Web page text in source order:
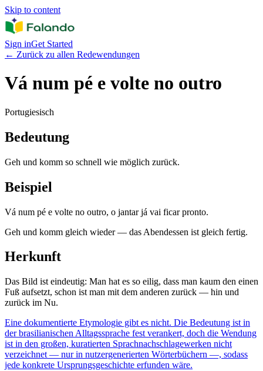
Skip to content
Sign inGet Started
← Zurück zu allen Redewendungen
Vá num pé e volte no outro
Portugiesisch
Bedeutung
Geh und komm so schnell wie möglich zurück.
Beispiel
Vá num pé e volte no outro, o jantar já vai ficar pronto.
Geh und komm gleich wieder — das Abendessen ist gleich fertig.
Herkunft
Das Bild ist eindeutig: Man hat es so eilig, dass man kaum den einen
Fuß aufsetzt, schon ist man mit dem anderen zurück — hin und
zurück im Nu.
Eine dokumentierte Etymologie gibt es nicht. Die Bedeutung ist in
der brasilianischen Alltagssprache fest verankert, doch die Wendung
ist in den großen, kuratierten Sprachnachschlagewerken nicht
verzeichnet — nur in nutzergenerierten Wörterbüchern —, sodass
jede konkrete Ursprungsgeschichte erfunden wäre.